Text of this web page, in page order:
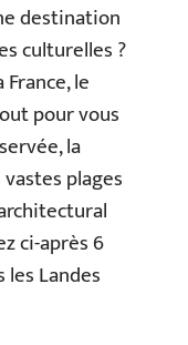
destination
culturelles ?
le
pour vous
la
plages
ci-après 6
Landes